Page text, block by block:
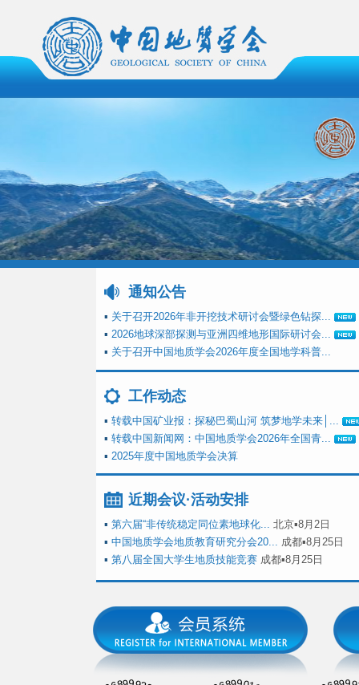
通知公告
▪ 关于召开2026年非开挖技术研讨会暨绿色钻探...
▪ 2026地球深部探测与亚洲四维地形国际研讨会...
▪ 关于召开中国地质学会2026年度全国地学科普...
工作动态
▪ 转载中国矿业报：探秘巴蜀山河 筑梦地学未来│...
▪ 转载中国新闻网：中国地质学会2026年全国青...
▪ 2025年度中国地质学会决算
近期会议·活动安排
▪ 第六届“非传统稳定同位素地球化... 北京▪8月2日
▪ 中国地质学会地质教育研究分会20... 成都▪8月25日
▪ 第八届全国大学生地质技能竞赛 成都▪8月25日